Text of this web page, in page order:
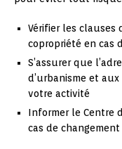
Vérifier les
copropriété en cas
S’assurer que
d’urbanisme et
votre activité
Informer le Centre
cas de changement